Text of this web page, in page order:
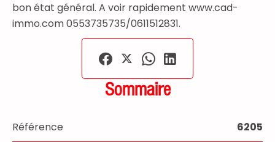
bon état général. A voir rapidement www.cad-
immo.com 0553735735/0611512831.
Sommaire
Référence 6205